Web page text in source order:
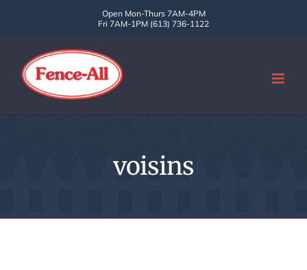
Open Mon-Thurs 7AM-4PM
Fri 7AM-1PM (613) 736-1122
voisins